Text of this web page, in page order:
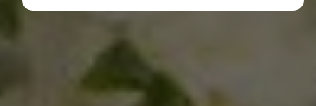
Diese Cookies erfassen anonyme Statistiken. Diese